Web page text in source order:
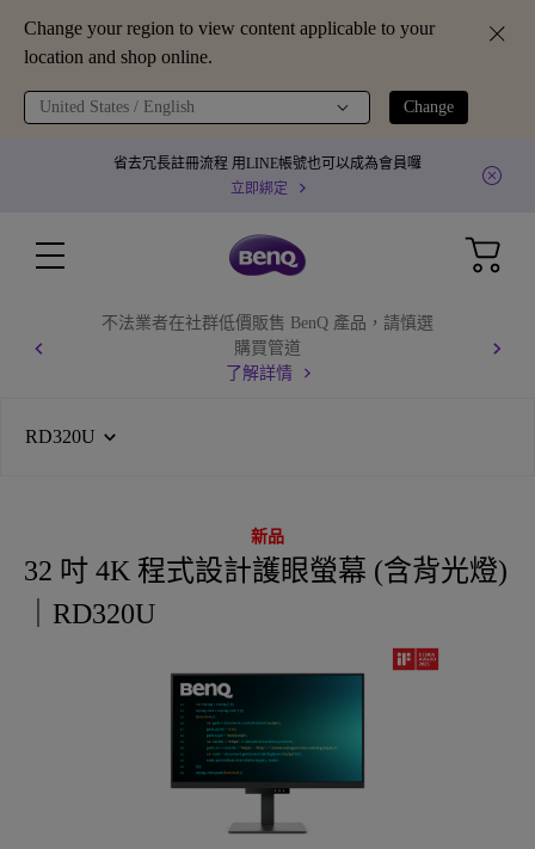
Change your region to view content applicable to your
location and shop online.
United States / English Change
省去冗長註冊流程 用LINE帳號也可以成為會員囉
立即綁定
不法業者在社群低價販售 BenQ 產品，請慎選
購買管道
了解詳情
RD320U
新品
32 吋 4K 程式設計護眼螢幕 (含背光燈)
｜RD320U